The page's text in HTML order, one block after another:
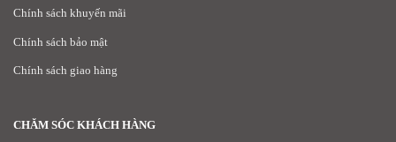
Chính sách khuyến mãi
Chính sách bảo mật
Chính sách giao hàng
CHĂM SÓC KHÁCH HÀNG